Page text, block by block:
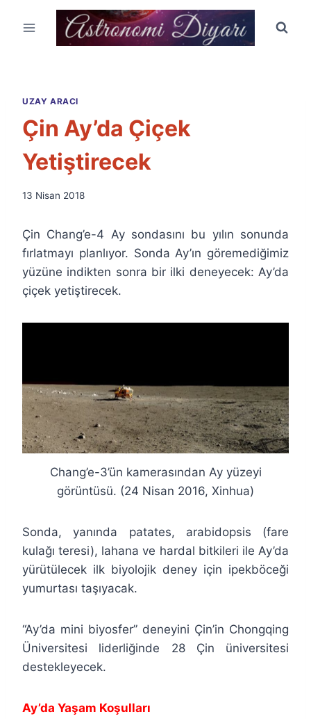
UZAY ARACI
Çin Ay’da Çiçek
Yetiştirecek
By
Özyar
13 Nisan 2018
Çin Chang’e-4 Ay sondasını bu yılın sonunda
fırlatmayı planlıyor. Sonda Ay’ın göremediğimiz
yüzüne indikten sonra bir ilki deneyecek: Ay’da
çiçek yetiştirecek.
Chang’e-3’ün kamerasından Ay yüzeyi
görüntüsü. (24 Nisan 2016, Xinhua)
Sonda, yanında patates, arabidopsis (fare
kulağı teresi), lahana ve hardal bitkileri ile Ay’da
yürütülecek ilk biyolojik deney için ipekböceği
yumurtası taşıyacak.
“Ay’da mini biyosfer” deneyini Çin’in Chongqing
Üniversitesi liderliğinde 28 Çin üniversitesi
destekleyecek.
Ay’da Yaşam Koşulları